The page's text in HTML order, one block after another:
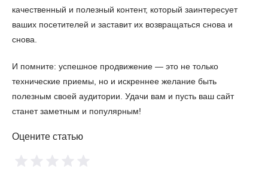
качественный и полезный контент, который заинтересует
ваших посетителей и заставит их возвращаться снова и
снова.
И помните: успешное продвижение — это не только
технические приемы, но и искреннее желание быть
полезным своей аудитории. Удачи вам и пусть ваш сайт
станет заметным и популярным!
Оцените статью